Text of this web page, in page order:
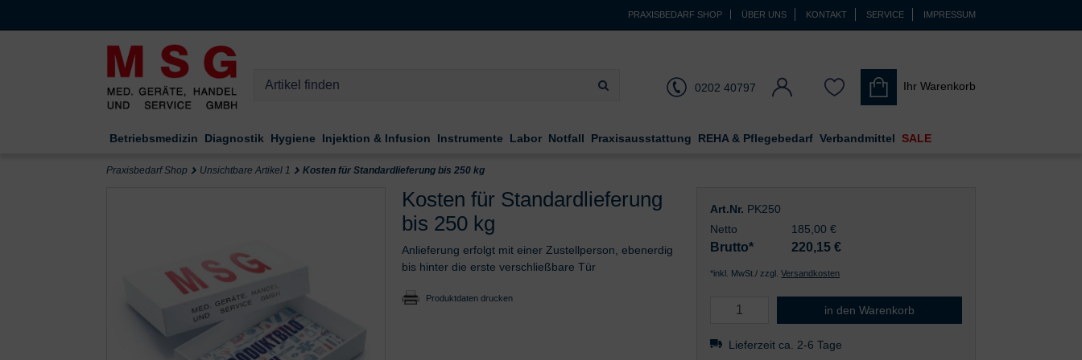
PRAXISBEDARF SHOP ÜBER UNS KONTAKT SERVICE IMPRESSUM
0202 40797 Ihr Warenkorb
Betriebsmedizin Diagnostik Hygiene Injektion & Infusion Instrumente Labor Notfall Praxisausstattung REHA & Pflegebedarf Verbandmittel SALE
Praxisbedarf Shop Unsichtbare Artikel 1 Kosten für Standardlieferung bis 250 kg
Kosten für Standardlieferung
bis 250 kg
Anlieferung erfolgt mit einer Zustellperson, ebenerdig
bis hinter die erste verschließbare Tür
Produktdaten drucken
Art.Nr. PK250
Netto
185,00 €
Brutto* 220,15 €
*inkl. MwSt./ zzgl.Versandkosten
Kosten für Standardlieferung bis 250 kg
in den Warenkorb
Lieferzeit ca. 2-6 Tage